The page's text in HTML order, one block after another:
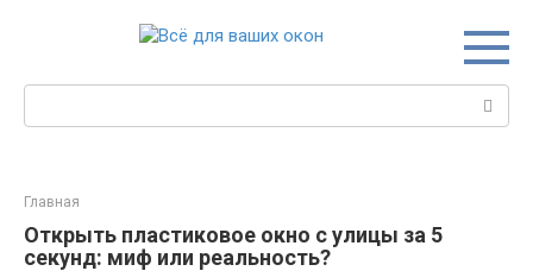
Главная
Открыть пластиковое окно с улицы за 5
секунд: миф или реальность?